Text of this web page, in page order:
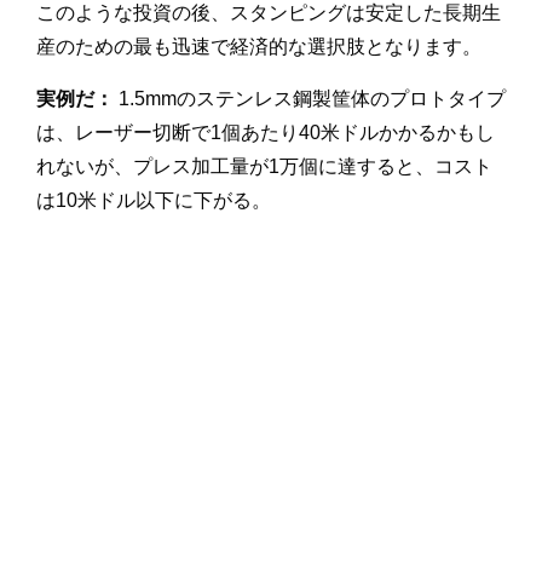
このような投資の後、スタンピングは安定した長期生
産のための最も迅速で経済的な選択肢となります。
実例だ：
1.5mmのステンレス鋼製筐体のプロトタイプ
は、レーザー切断で1個あたり40米ドルかかるかもし
れないが、プレス加工量が1万個に達すると、コスト
は10米ドル以下に下がる。